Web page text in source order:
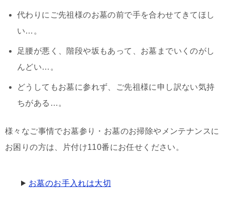
代わりにご先祖様のお墓の前で手を合わせてきてほし
い…。
足腰が悪く、階段や坂もあって、お墓までいくのがし
んどい…。
どうしてもお墓に参れず、ご先祖様に申し訳ない気持
ちがある…。
様々なご事情でお墓参り・お墓のお掃除やメンテナンスに
お困りの方は、片付け110番にお任せください。
お墓のお手入れは大切